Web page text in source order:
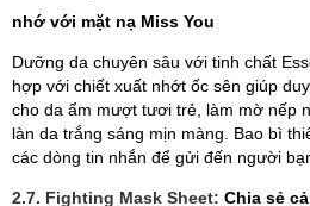
nhớ với mặt nạ Miss You
Dưỡng da chuyên sâu với tinh chất
hợp với chiết xuất nhớt ốc sên giúp
cho da ẩm mượt tươi trẻ, làm mờ nếp
làn da trắng sáng mịn màng. Bao bì
các dòng tin nhắn để gửi đến người
2.7. Fighting Mask Sheet: Chia sẻ